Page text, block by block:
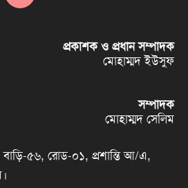
প্রকাশক ও প্রধান সম্পাদক
মোহাম্মদ ইউসুফ
সম্পাদক
মোহাম্মদ সেলিম
৫৬, রোড-০১, প্রশান্তি আ/এ,